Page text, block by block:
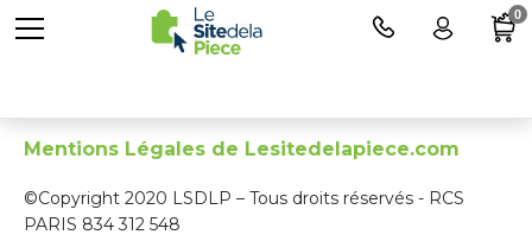
Mentions Légales de Lesitedelapiece.com
©Copyright 2020 LSDLP – Tous droits réservés - RCS
PARIS 834 312 548
0